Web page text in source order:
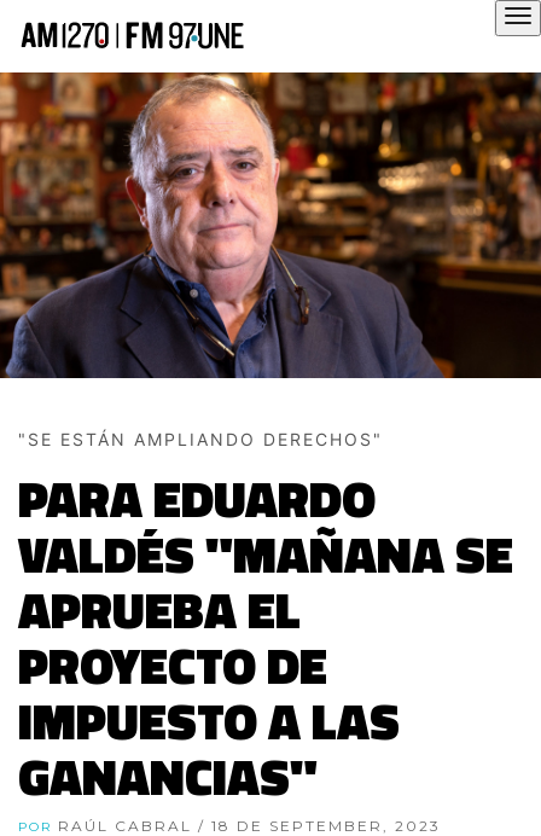
"SE ESTÁN AMPLIANDO DERECHOS"
PARA EDUARDO
VALDÉS "MAÑANA SE
APRUEBA EL
PROYECTO DE
IMPUESTO A LAS
GANANCIAS"
POR RAÚL CABRAL / 18 DE SEPTEMBER, 2023